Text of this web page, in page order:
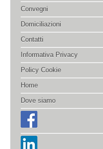
Convegni
Domiciliazioni
Contatti
Informativa Privacy
Policy Cookie
Home
Dove siamo